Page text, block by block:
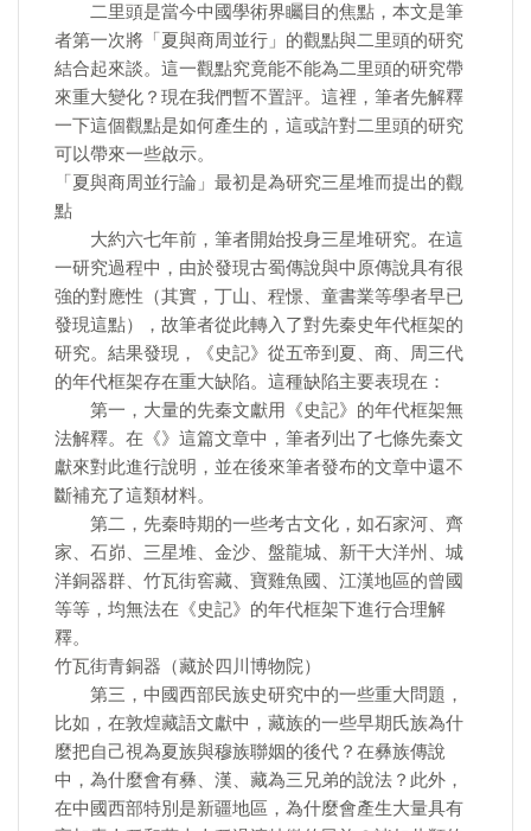
二里頭是當今中國學術界矚目的焦點，本文是筆
者第一次將「夏與商周並行」的觀點與二里頭的研究
結合起來談。這一觀點究竟能不能為二里頭的研究帶
來重大變化？現在我們暫不置評。這裡，筆者先解釋
一下這個觀點是如何產生的，這或許對二里頭的研究
可以帶來一些啟示。
「夏與商周並行論」最初是為研究三星堆而提出的觀
點
大約六七年前，筆者開始投身三星堆研究。在這
一研究過程中，由於發現古蜀傳說與中原傳說具有很
強的對應性（其實，丁山、程憬、童書業等學者早已
發現這點），故筆者從此轉入了對先秦史年代框架的
研究。結果發現，《史記》從五帝到夏、商、周三代
的年代框架存在重大缺陷。這種缺陷主要表現在：
第一，大量的先秦文獻用《史記》的年代框架無
法解釋。在《》這篇文章中，筆者列出了七條先秦文
獻來對此進行說明，並在後來筆者發布的文章中還不
斷補充了這類材料。
第二，先秦時期的一些考古文化，如石家河、齊
家、石峁、三星堆、金沙、盤龍城、新干大洋州、城
洋銅器群、竹瓦街窖藏、寶雞魚國、江漢地區的曾國
等等，均無法在《史記》的年代框架下進行合理解
釋。
竹瓦街青銅器（藏於四川博物院）
第三，中國西部民族史研究中的一些重大問題，
比如，在敦煌藏語文獻中，藏族的一些早期氏族為什
麼把自己視為夏族與穆族聯姻的後代？在彝族傳說
中，為什麼會有彝、漢、藏為三兄弟的說法？此外，
在中國西部特別是新疆地區，為什麼會產生大量具有